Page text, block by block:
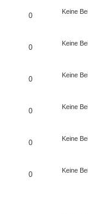
0 Keine
0 Keine
0 Keine
0 Keine
0 Keine
0 Keine